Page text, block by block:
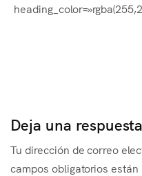
Deja una respuesta
Tu dirección de correo
campos obligatorios